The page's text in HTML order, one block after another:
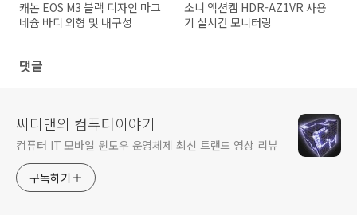
캐논 EOS M3 블랙 디자인 마그
네슘 바디 외형 및 내구성
소니 액션캠 HDR-AZ1VR 사용
기 실시간 모니터링
댓글
씨디맨의 컴퓨터이야기
컴퓨터 IT 모바일 윈도우 운영체제 최신 트랜드 영상 리뷰
구독하기